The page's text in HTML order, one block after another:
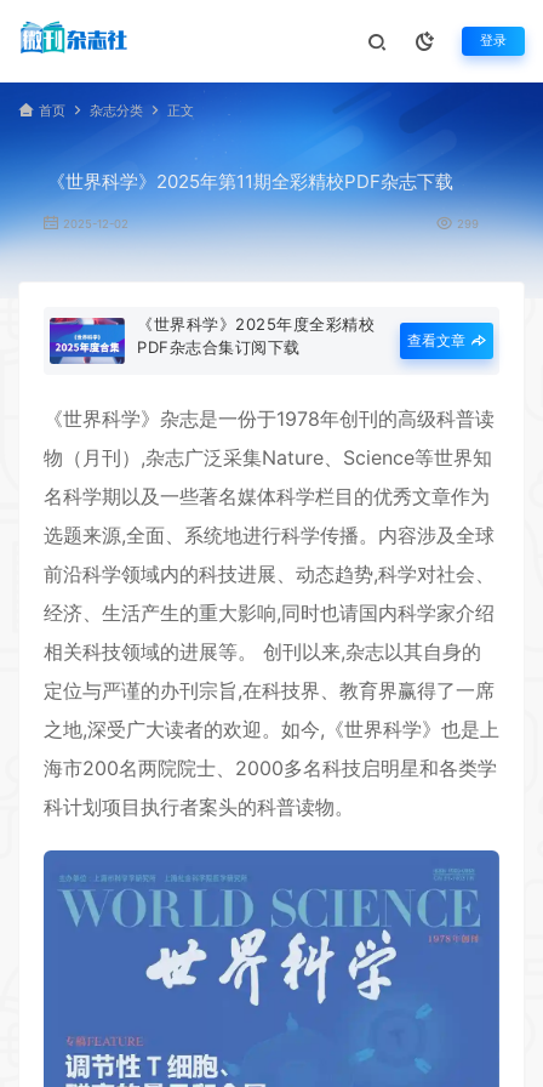
登录
首页 杂志分类 正文
《世界科学》2025年第11期全彩精校PDF杂志下载
2025-12-02 299
《世界科学》2025年度全彩精校
PDF杂志合集订阅下载
查看文章
《世界科学》杂志是一份于1978年创刊的高级科普读
物（月刊）,杂志广泛采集Nature、Science等世界知
名科学期以及一些著名媒体科学栏目的优秀文章作为
选题来源,全面、系统地进行科学传播。内容涉及全球
前沿科学领域内的科技进展、动态趋势,科学对社会、
经济、生活产生的重大影响,同时也请国内科学家介绍
相关科技领域的进展等。 创刊以来,杂志以其自身的
定位与严谨的办刊宗旨,在科技界、教育界赢得了一席
之地,深受广大读者的欢迎。如今,《世界科学》也是上
海市200名两院院士、2000多名科技启明星和各类学
科计划项目执行者案头的科普读物。